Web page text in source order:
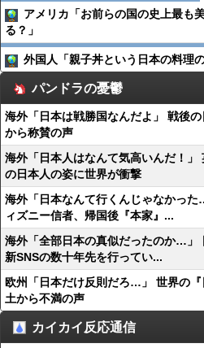
アメリカ「お前らの国の史上最も
る？」
外国人「親子丼という日本の料理
パンドラの憂鬱
海外「日本は戦勝国なんだよ」 戦後
から称賛の声
海外「日本人はなんて気高いんだ！」
の日本人の姿に世界が衝撃
海外「日本なんて行くんじゃなかっ
ィズニー信者、帰国後『本家』...
海外「全部日本の真似だったのか…」
新SNSの数十年先を行ってい...
欧州「日本だけ反則だろ…」 世界の
土から不満の声
カイカイ反応通信